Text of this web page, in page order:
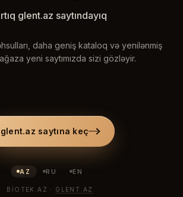
glent.az saytındayıq
daha geniş kataloq və yenilənmiş
yeni saytımızda sizi gözləyir.
glent.az saytına keç
AZ RU EN
BIOTEK.AZ · GLENT.AZ